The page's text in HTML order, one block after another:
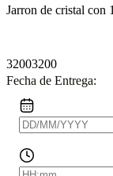
Jarron de cristal con
32003200
Fecha de Entrega: